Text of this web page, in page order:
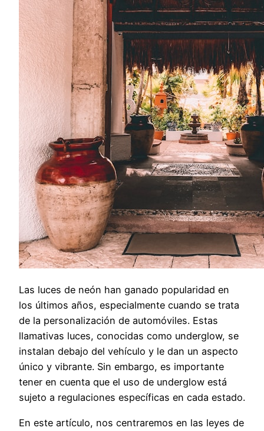
Las luces de neón han ganado popularidad en
los últimos años, especialmente cuando se trata
de la personalización de automóviles. Estas
llamativas luces, conocidas como underglow, se
instalan debajo del vehículo y le dan un aspecto
único y vibrante. Sin embargo, es importante
tener en cuenta que el uso de underglow está
sujeto a regulaciones específicas en cada estado.
En este artículo, nos centraremos en las leyes de